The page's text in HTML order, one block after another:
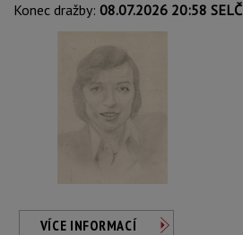
Konec dražby: 08.07.2026 20:58 SELČ
VÍCE INFORMACÍ